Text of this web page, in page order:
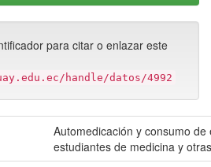
para citar o enlazar este
handle/datos/4992
Automedicación y consumo de
estudiantes de medicina y